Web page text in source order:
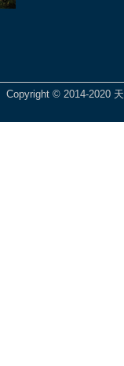
Copyright © 2014-2020